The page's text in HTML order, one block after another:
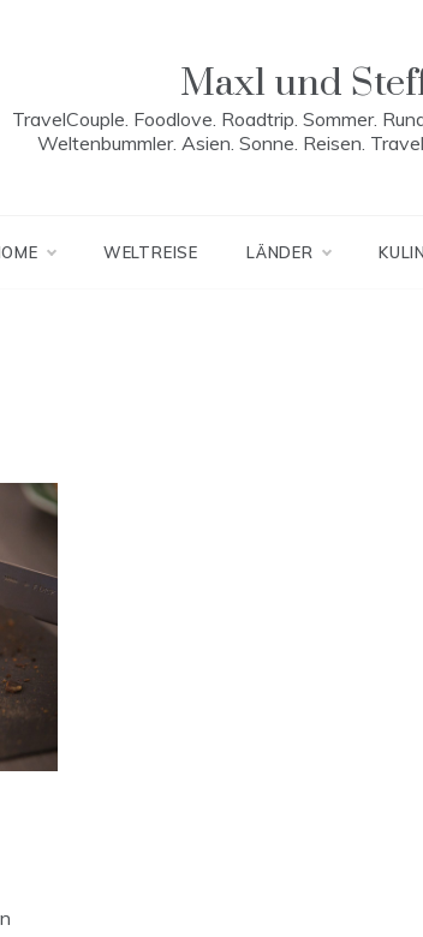
Maxl und
TravelCouple. Foodlove. Roadtrip. Sommer.
Weltenbummler. Asien. Sonne. Reisen.
WELTREISE LÄNDER